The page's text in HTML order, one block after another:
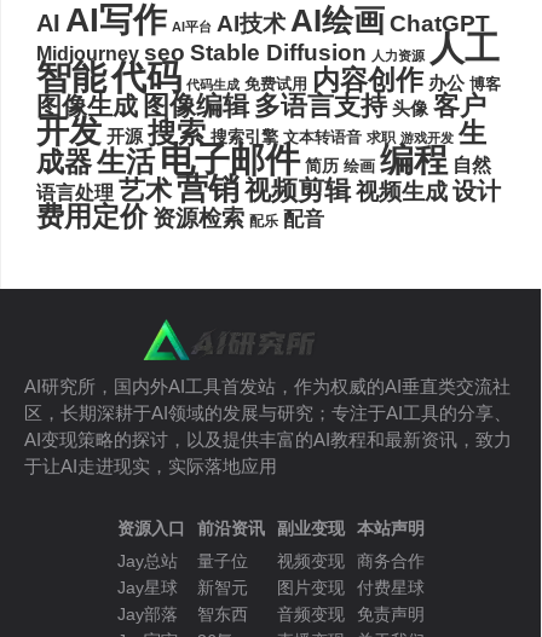
AI AI写作 AI平台 AI技术AI绘画ChatGPT
Midjourney seo Stable Diffusion 人力资源 人工
智能代码 代码生成 免费试用 内容创作 办公 博客
图像生成 图像编辑 多语言支持 头像 客户
开发 开源 搜索 搜索引擎 文本转语音 求职 游戏开发 生
成器生活电子邮件 简历 绘画 编程 自然
语言处理 艺术营销视频剪辑视频生成设计
费用定价 资源检索 配乐 配音
AI研究所，国内外AI工具首发站，作为权威的AI垂直类交流社
区，长期深耕于AI领域的发展与研究；专注于AI工具的分享、
AI变现策略的探讨，以及提供丰富的AI教程和最新资讯，致力
于让AI走进现实，实际落地应用
资源入口
Jay总站
Jay星球
Jay部落
前沿资讯
量子位
新智元
智东西
副业变现
视频变现
图片变现
音频变现
本站声明
商务合作
付费星球
免责声明